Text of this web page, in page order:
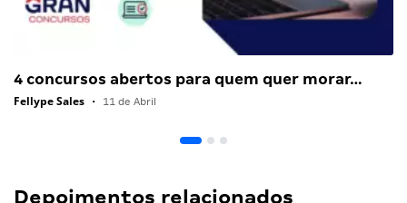
4 concursos abertos para quem quer morar…
Fellype Sales • 11 de Abril
Depoimentos relacionados